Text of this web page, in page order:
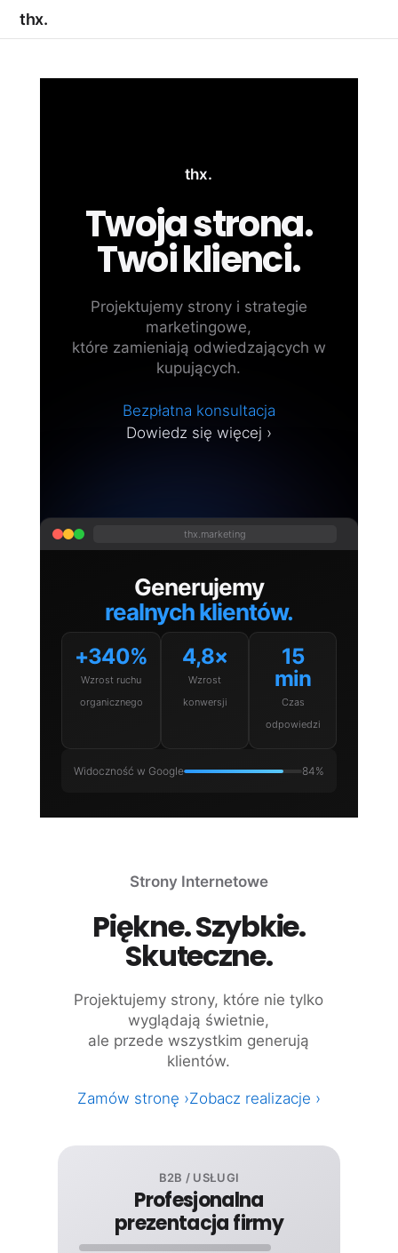
thx.
thx.
Twoja strona.
Twoi klienci.
Projektujemy strony i strategie
marketingowe,
które zamieniają odwiedzających w
kupujących.
Bezpłatna konsultacja
Dowiedz się więcej ›
thx.marketing
Generujemy
realnych klientów.
+340%
Wzrost ruchu
organicznego
4,8×
Wzrost
konwersji
15
min
Czas
odpowiedzi
Widoczność w Google 84%
Strony Internetowe
Piękne. Szybkie.
Skuteczne.
Projektujemy strony, które nie tylko
wyglądają świetnie,
ale przede wszystkim generują
klientów.
Zamów stronę ›Zobacz realizacje ›
B2B / USŁUGI
Profesjonalna
prezentacja firmy